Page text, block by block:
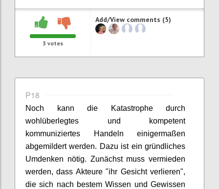
3 votes
Add/View comments (5)
P18
Noch kann die Katastrophe durch
wohlüberlegtes und kompetent
kommuniziertes Handeln einigermaßen
abgemildert werden. Dazu ist ein gründliches
Umdenken nötig. Zunächst muss vermieden
werden, dass Akteure "ihr Gesicht verlieren",
die sich nach bestem Wissen und Gewissen